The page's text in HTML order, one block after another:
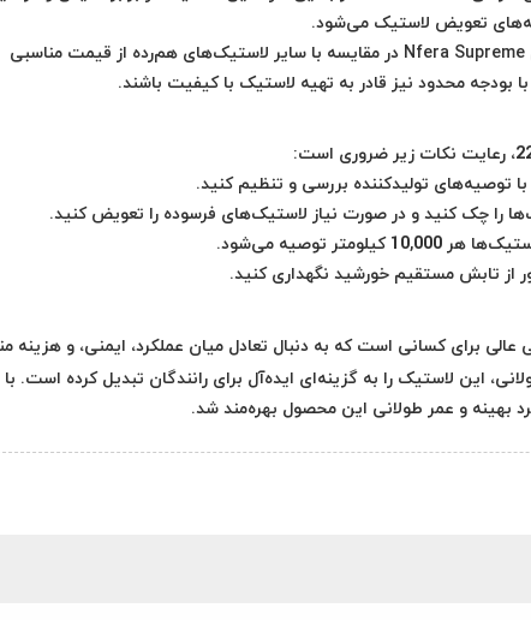
تعویض لاستیک می‌شود.
لاستیک نکسن 225/65R17 گل Nfera Supreme در مقایسه با سایر لاستیک‌های هم‌رده از قیمت مناسبی
محدود نیز قادر به تهیه لاستیک با کیفیت باشند.
توصیه‌های تولیدکننده بررسی و تنظیم کنید.
چک کنید و در صورت نیاز لاستیک‌های فرسوده را تعویض کنید.
توصیه می‌شود.
از تابش مستقیم خورشید نگهداری کنید.
عالی برای کسانی است که به دنبال تعادل میان عملکرد، ایمنی، و هزینه
این لاستیک را به گزینه‌ای ایده‌آل برای رانندگان تبدیل کرده است. با
بهینه و عمر طولانی این محصول بهره‌مند شد.